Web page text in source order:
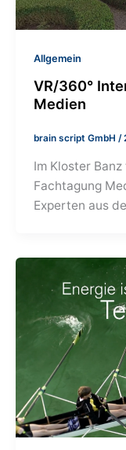
Allgemein
VR/360°
Medien
brain script GmbH/
Im Kloster Banz
Fachtagung
Experten aus